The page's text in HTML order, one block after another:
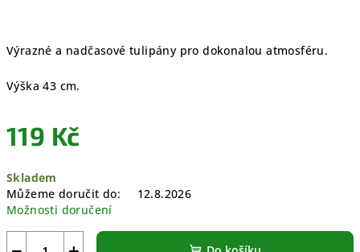
Výrazné a nadčasové tulipány pro dokonalou atmosféru.
Výška 43 cm.
119 Kč
cena:
Skladem
Můžeme doručit do:
12.8.2026
Možnosti doručení